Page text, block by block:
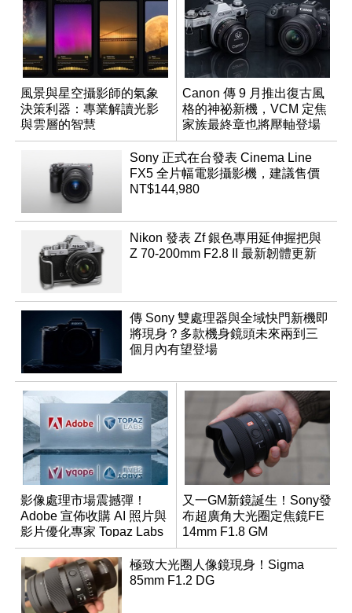
風景與星空攝影師的氣象
決策利器：專業解讀光影
與雲層的智慧
App「Atmos」登場
Canon 傳 9 月推出復古風
格的神祕新機，VCM 定焦
家族最終章也將壓軸登場
Sony 正式在台發表 Cinema Line
FX5 全片幅電影攝影機，建議售價
NT$144,980
Nikon 發表 Zf 銀色專用延伸握把與
Z 70-200mm F2.8 II 最新韌體更新
傳 Sony 雙處理器與全域快門新機即
將現身？多款機身鏡頭未來兩到三
個月內有望登場
影像處理市場震撼彈！
Adobe 宣佈收購 AI 照片與
影片優化專家 Topaz Labs
又一GM新鏡誕生！Sony發
布超廣角大光圈定焦鏡FE
14mm F1.8 GM
極致大光圈人像鏡現身！Sigma
85mm F1.2 DG